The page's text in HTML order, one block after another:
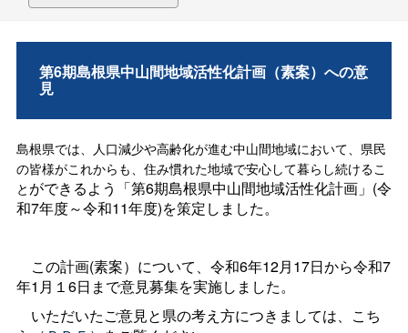
第6期島根県中山間地域活性化計画（素案）への意
見
島根県では、人口減少や高齢化が進む中山間地域において、県民
の皆様がこれからも、住み慣れた地域で安心して暮らし続けるこ
と ができるよう「第6期島根県中山間地域活性化計画」(令
和7年度～令和11年度)を策定しました。
この計画(素案）について、令和6年12月17日から令和7
年1月１6日まで意見募集を実施しました。
いただいたご意見と県の考え方につきましては、こち